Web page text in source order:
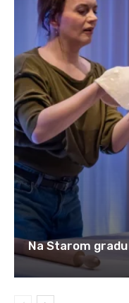
Na Starom